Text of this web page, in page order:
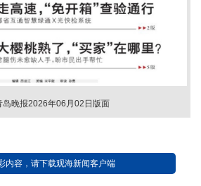
岛晚报2026年06月02日版面
内容，请下载观海新闻客户端